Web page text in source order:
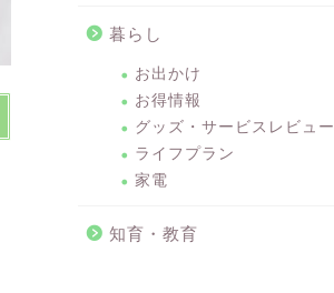
暮らし
お出かけ
お得情報
グッズ・サービスレビュー
ライフプラン
家電
知育・教育